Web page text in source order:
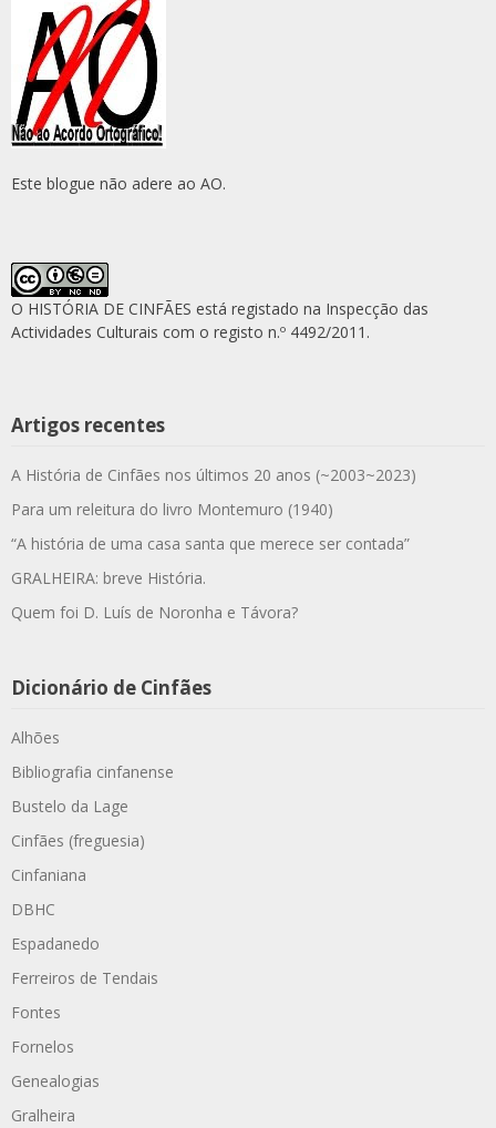
Este blogue não adere ao AO.
O HISTÓRIA DE CINFÃES está registado na Inspecção das
Actividades Culturais com o registo n.º 4492/2011.
Artigos recentes
A História de Cinfães nos últimos 20 anos (~2003~2023)
Para um releitura do livro Montemuro (1940)
“A história de uma casa santa que merece ser contada”
GRALHEIRA: breve História.
Quem foi D. Luís de Noronha e Távora?
Dicionário de Cinfães
Alhões
Bibliografia cinfanense
Bustelo da Lage
Cinfães (freguesia)
Cinfaniana
DBHC
Espadanedo
Ferreiros de Tendais
Fontes
Fornelos
Genealogias
Gralheira